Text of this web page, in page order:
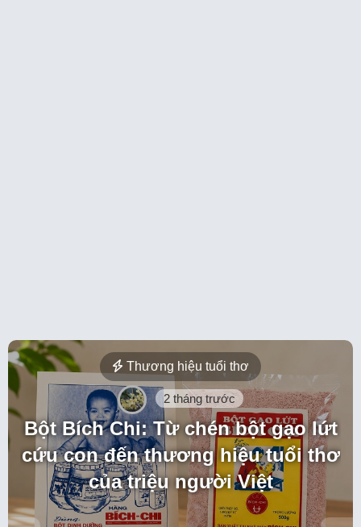
Thương hiệu tuổi thơ
2 tháng trước
Bột Bích Chi: Từ chén bột gạo lứt
cứu con đến thương hiệu tuổi thơ
của triệu người Việt